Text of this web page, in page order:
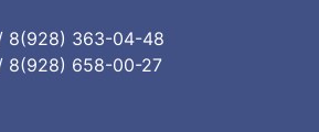
8(928) 363-04-48
8(928) 658-00-27